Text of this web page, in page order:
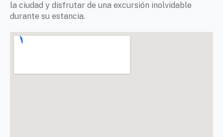
la ciudad y disfrutar de una excursión inolvidable
durante su estancia.